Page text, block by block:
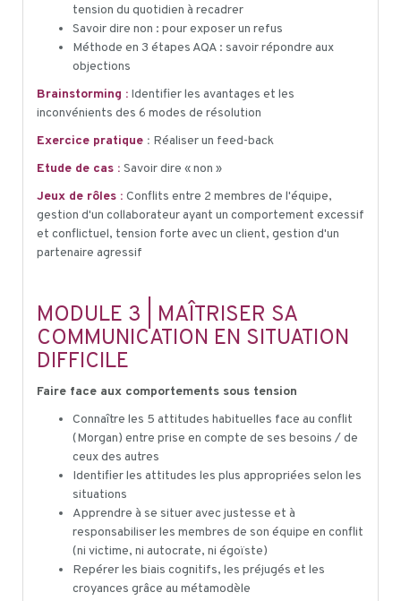
tension du quotidien à recadrer
Savoir dire non : pour exposer un refus
Méthode en 3 étapes AQA : savoir répondre aux
objections
Brainstorming : Identifier les avantages et les
inconvénients des 6 modes de résolution
Exercice pratique : Réaliser un feed-back
Etude de cas : Savoir dire « non »
Jeux de rôles : Conflits entre 2 membres de l'équipe,
gestion d'un collaborateur ayant un comportement excessif
et conflictuel, tension forte avec un client, gestion d'un
partenaire agressif
MODULE 3 | MAÎTRISER SA
COMMUNICATION EN SITUATION
DIFFICILE
Faire face aux comportements sous tension
Connaître les 5 attitudes habituelles face au conflit
(Morgan) entre prise en compte de ses besoins / de
ceux des autres
Identifier les attitudes les plus appropriées selon les
situations
Apprendre à se situer avec justesse et à
responsabiliser les membres de son équipe en conflit
(ni victime, ni autocrate, ni égoïste)
Repérer les biais cognitifs, les préjugés et les
croyances grâce au métamodèle